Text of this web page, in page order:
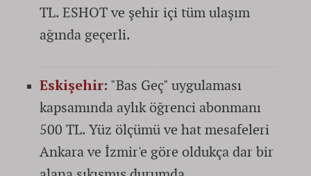
TL. ESHOT ve şehir içi tüm ulaşım
ağında geçerli.
Eskişehir: "Bas Geç" uygulaması
kapsamında aylık öğrenci abonmanı
500 TL. Yüz ölçümü ve hat mesafeleri
Ankara ve İzmir'e göre oldukça dar bir